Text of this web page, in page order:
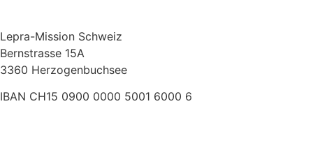
Lepra-Mission Schweiz
Bernstrasse 15A
3360 Herzogenbuchsee
IBAN CH15 0900 0000 5001 6000 6